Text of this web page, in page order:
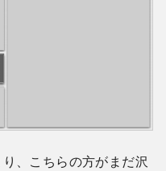
、こちらの方がまだ沢